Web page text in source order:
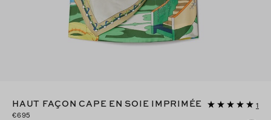
HAUT FAÇON CAPE EN SOIE IMPRIMÉE
1
€695